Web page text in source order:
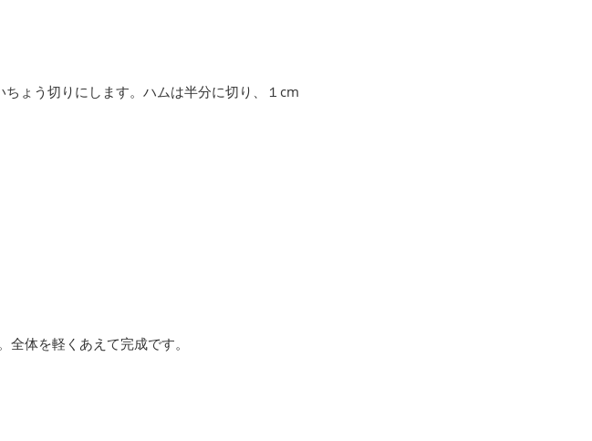
ょう切りにします。ハムは半分に切り、１cm
体を軽くあえて完成です。